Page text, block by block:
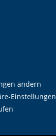
ändern
Einstellungen